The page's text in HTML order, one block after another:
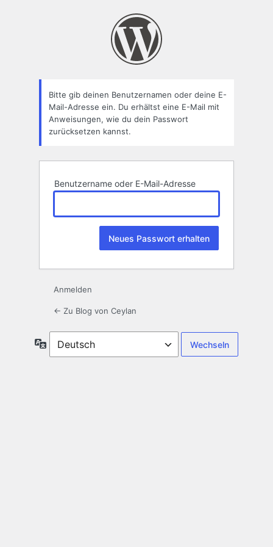
Bitte gib deinen Benutzernamen oder deine E-
Mail-Adresse ein. Du erhältst eine E-Mail mit
Anweisungen, wie du dein Passwort
zurücksetzen kannst.
Benutzername oder E-Mail-Adresse
Anmelden
← Zu Blog von Ceylan
Sprache